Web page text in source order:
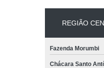
REGIÃO
Fazenda Morumbi
Chácara Santo